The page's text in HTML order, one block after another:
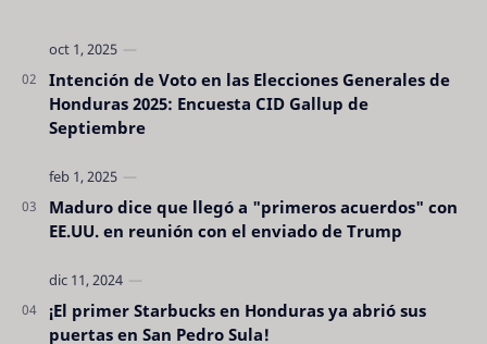
Intención de Voto en las Elecciones Generales de
Honduras 2025: Encuesta CID Gallup de
Septiembre
Maduro dice que llegó a "primeros acuerdos" con
EE.UU. en reunión con el enviado de Trump
¡El primer Starbucks en Honduras ya abrió sus
puertas en San Pedro Sula!